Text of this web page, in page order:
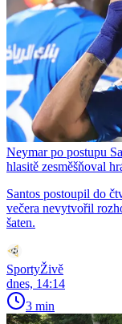
Neymar po postupu
hlasitě zesměšňoval
Santos postoupil do
večera nevytvořil
šaten.
SportyŽivě
dnes, 14:14
3 min